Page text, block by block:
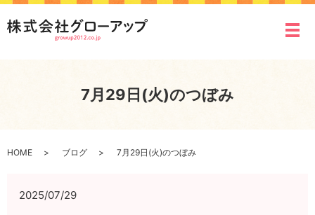
メ
7月29日(火)のつぼみ
HOME ブログ 7月29日(火)のつぼみ
2025/07/29